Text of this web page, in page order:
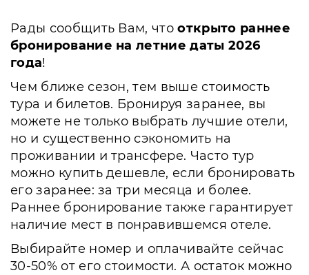
Рады сообщить Вам, чтооткрыто раннее
бронирование на летние даты 2026
года!
Чем ближе сезон, тем выше стоимость
тура и билетов. Бронируя заранее, вы
можете не только выбрать лучшие отели,
но и существенно сэкономить на
проживании и трансфере. Часто тур
можно купить дешевле, если бронировать
его заранее: за три месяца и более.
Раннее бронирование также гарантирует
наличие мест в понравившемся отеле.
Выбирайте номер и оплачивайте сейчас
30-50% от его стоимости. А остаток можно